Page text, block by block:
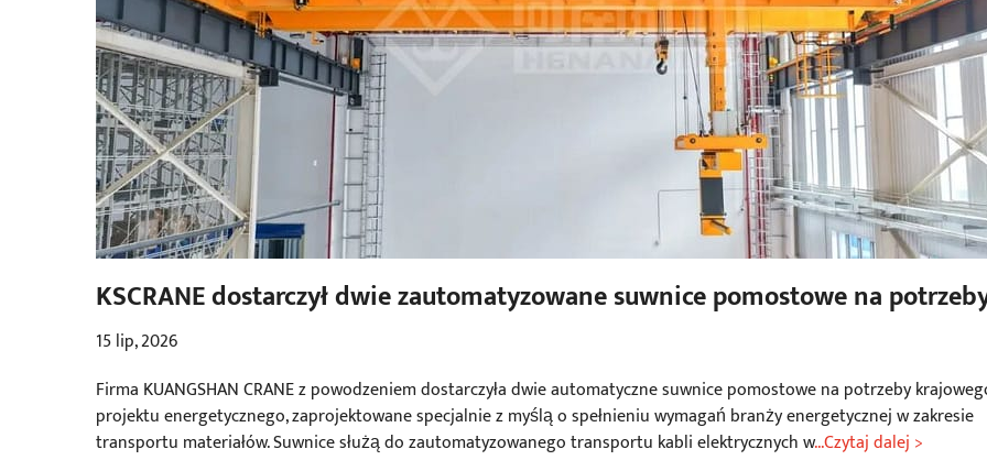
KSCRANE dostarczył dwie zautomatyzowane suwnice pomostowe na
krajowego projektu energetycznego
15 lip, 2026
Firma KUANGSHAN CRANE z powodzeniem dostarczyła dwie automatyczne suwnice pomostowe na potrzeby
projektu energetycznego, zaprojektowane specjalnie z myślą o spełnieniu wymagań branży energetycznej w zakresie
transportu materiałów. Suwnice służą do zautomatyzowanego transportu kabli elektrycznych w...Czytaj dalej >